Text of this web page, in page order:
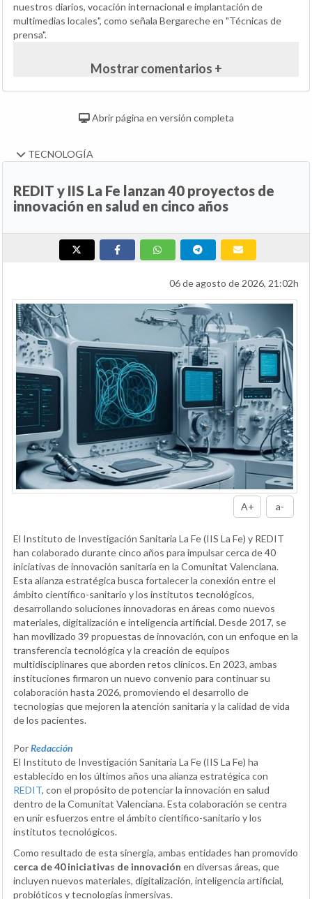
nuestros diarios, vocación internacional e implantación de
multimedias locales", como señala Bergareche en "Técnicas de
prensa".
Mostrar comentarios +
Abrir página en versión completa
TECNOLOGÍA
REDIT y IIS La Fe lanzan 40 proyectos de
innovación en salud en cinco años
06 de agosto de 2026, 21:02h
A+ a-
El Instituto de Investigación Sanitaria La Fe (IIS La Fe) y REDIT
han colaborado durante cinco años para impulsar cerca de 40
iniciativas de innovación sanitaria en la Comunitat Valenciana.
Esta alianza estratégica busca fortalecer la conexión entre el
ámbito científico-sanitario y los institutos tecnológicos,
desarrollando soluciones innovadoras en áreas como nuevos
materiales, digitalización e inteligencia artificial. Desde 2017, se
han movilizado 39 propuestas de innovación, con un enfoque en la
transferencia tecnológica y la creación de equipos
multidisciplinares que aborden retos clínicos. En 2023, ambas
instituciones firmaron un nuevo convenio para continuar su
colaboración hasta 2026, promoviendo el desarrollo de
tecnologías que mejoren la atención sanitaria y la calidad de vida
de los pacientes.
PorRedacción
El Instituto de Investigación Sanitaria La Fe (IIS La Fe) ha
establecido en los últimos años una alianza estratégica con
REDIT, con el propósito de potenciar la innovación en salud
dentro de la Comunitat Valenciana. Esta colaboración se centra
en unir esfuerzos entre el ámbito científico-sanitario y los
institutos tecnológicos.
Como resultado de esta sinergia, ambas entidades han promovido
cerca de 40 iniciativas de innovación en diversas áreas, que
incluyen nuevos materiales, digitalización, inteligencia artificial,
probióticos y tecnologías inmersivas.